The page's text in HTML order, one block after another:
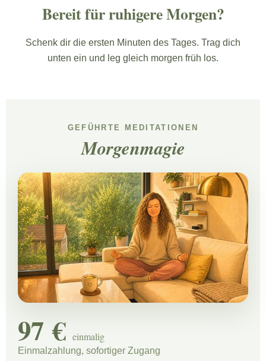
Bereit für ruhigere Morgen?
Schenk dir die ersten Minuten des Tages. Trag dich
unten ein und leg gleich morgen früh los.
GEFÜHRTE MEDITATIONEN
Morgenmagie
97 € einmalig
Einmalzahlung, sofortiger Zugang